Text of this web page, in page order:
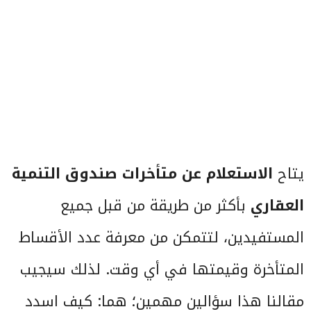
يتاح الاستعلام عن متأخرات صندوق التنمية
العقاري بأكثر من طريقة من قبل جميع
المستفيدين، لتتمكن من معرفة عدد الأقساط
المتأخرة وقيمتها في أي وقت. لذلك سيجيب
مقالنا هذا سؤالين مهمين؛ هما: كيف اسدد